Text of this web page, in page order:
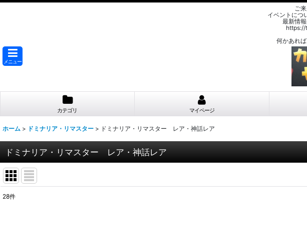
ご
イベントにつ
最新情
https://
何かあれ
メニュー
カテゴリ マイページ
ホーム > ドミナリア・リマスター > ドミナリア・リマスター レア・神話レア
ドミナリア・リマスター レア・神話レア
28件